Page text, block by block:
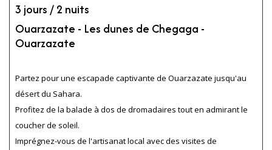
3 jours / 2 nuits
Ouarzazate - Les dunes de Chegaga -
Ouarzazate
Partez pour une escapade captivante de Ouarzazate jusqu'au
désert du Sahara.
Profitez de la balade à dos de dromadaires tout en admirant le
coucher de soleil.
Imprégnez-vous de l'artisanat local avec des visites de